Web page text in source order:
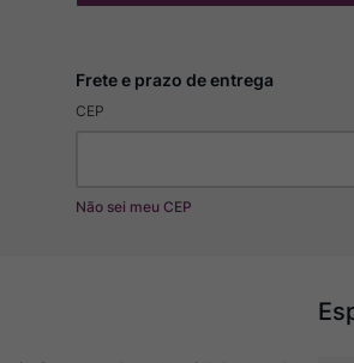
CEP
Não sei meu CEP